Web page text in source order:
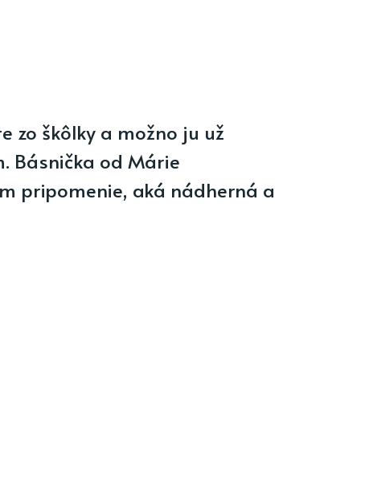
zo škôlky a možno ju už
Básnička od Márie
pripomenie, aká nádherná a